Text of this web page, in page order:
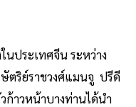
นประเทศจีน ระหว่าง
ตริย์ราชวงศ์แมนจู ปรีดี
ก้าวหน้าบางท่านได้นำ